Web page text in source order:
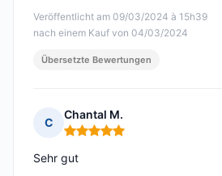
Veröffentlicht am 09/03/2024 à 15h39
nach einem Kauf von 04/03/2024
Übersetzte Bewertungen
C
Chantal M.
Hinweis: 5 von 5
Sehr gut